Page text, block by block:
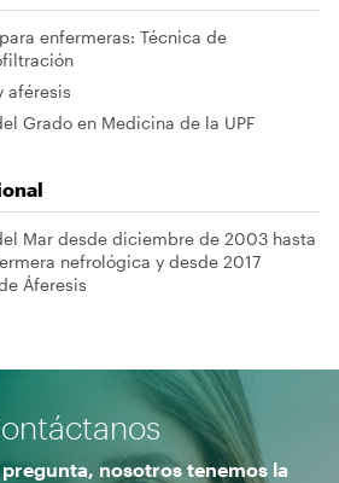
enfermeras: Técnica de
aféresis
Grado en Medicina de la UPF
Mar desde diciembre de 2003 hasta
nefrológica y desde 2017
Áferesis
nosotros tenemos la